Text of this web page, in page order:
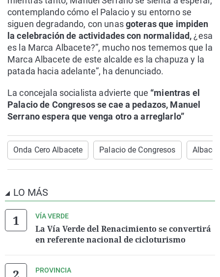
contemplando cómo el Palacio y su entorno se
siguen degradando, con unasgoteras que impiden
la celebración de actividades con normalidad,¿esa
es la Marca Albacete?”, mucho nos tememos que la
Marca Albacete de este alcalde es la chapuza y la
patada hacia adelante”, ha denunciado.
La concejala socialista advierte que “mientras el
Palacio de Congresos se cae a pedazos, Manuel
Serrano espera que venga otro a arreglarlo”
Onda Cero Albacete Palacio de Congresos
LO MÁS
VÍA VERDE
La Vía Verde del Renacimiento se convertirá
en referente nacional de cicloturismo
PROVINCIA